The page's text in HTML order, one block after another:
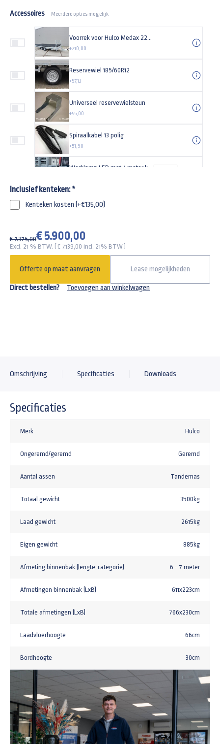
Accessoires Meerdere opties mogelijk
Voorrek voor Hulco Medax 223cm (breedte) plateauwagen
+210,00
Reservewiel 185/60R12
+97,13
Universeel reservewielsteun
+55,00
Spiraalkabel 13 polig
+51,90
Gaasdoek 610x220cm
+5,75
+63,67
Inclusief kenteken:*
Kenteken kosten (+€135,00)
€ 7.375,00€ 5.900,00
Excl. 21 % BTW. ( € 7.139,00 incl. 21% BTW )
Offerte op maat aanvragen Lease mogelijkheden
Direct bestellen? Toevoegen aan winkelwagen
Omschrijving Specificaties Downloads
Specificaties
Merk Hulco
Ongeremd/geremd Geremd
Aantal assen Tandemas
Totaal gewicht 3500kg
Laad gewicht 2615kg
Eigen gewicht 885kg
Afmeting binnenbak (lengte-categorie) 6 - 7 meter
Afmetingen binnenbak (LxB) 611x223cm
Totale afmetingen (LxB) 766x230cm
Laadvloerhoogte 66cm
Bordhoogte 30cm